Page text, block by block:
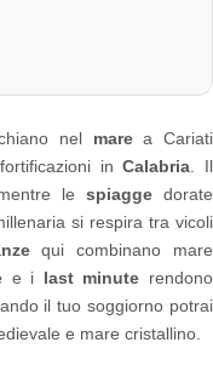
nel marea Cariati
inCalabria . Il
mentre lespiagge dorate
si respira tra vicoli
qui combinano mare
e i last minute rendono
il tuo soggiorno potrai
e mare cristallino.